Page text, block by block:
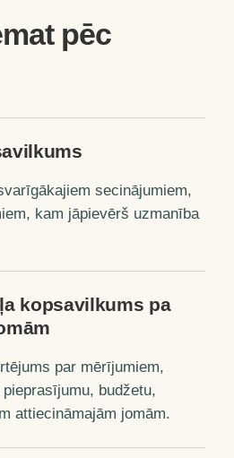
pēc
secinājumiem,
kam jāpievērš uzmanība
kopsavilkums pa
par mērījumiem,
budžetu,
attiecināmajām jomām.